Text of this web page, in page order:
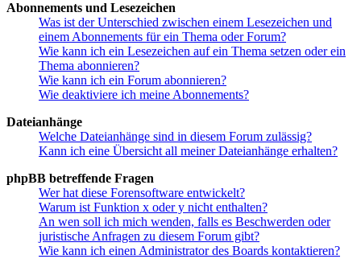
Abonnements und Lesezeichen
Was ist der Unterschied zwischen einem Lesezeichen und
einem Abonnements für ein Thema oder Forum?
Wie kann ich ein Lesezeichen auf ein Thema setzen oder ein
Thema abonnieren?
Wie kann ich ein Forum abonnieren?
Wie deaktiviere ich meine Abonnements?
Dateianhänge
Welche Dateianhänge sind in diesem Forum zulässig?
Kann ich eine Übersicht all meiner Dateianhänge erhalten?
phpBB betreffende Fragen
Wer hat diese Forensoftware entwickelt?
Warum ist Funktion x oder y nicht enthalten?
An wen soll ich mich wenden, falls es Beschwerden oder
juristische Anfragen zu diesem Forum gibt?
Wie kann ich einen Administrator des Boards kontaktieren?